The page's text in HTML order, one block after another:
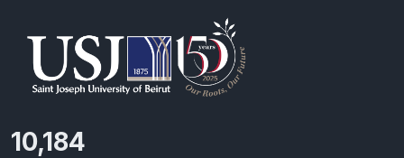
11,727